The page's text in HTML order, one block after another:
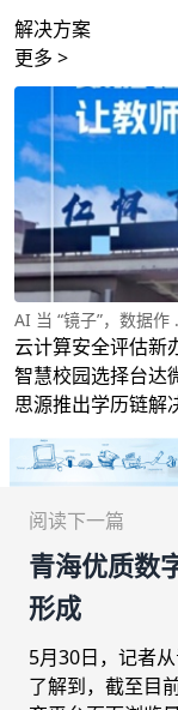
解决方案
更多 >
AI 当 “镜子”，数据作
云计算安全评估新
智慧校园选择台达
思源推出学历链解
阅读下一篇
青海优质数
形成
5月30日，记者
了解到，截至目